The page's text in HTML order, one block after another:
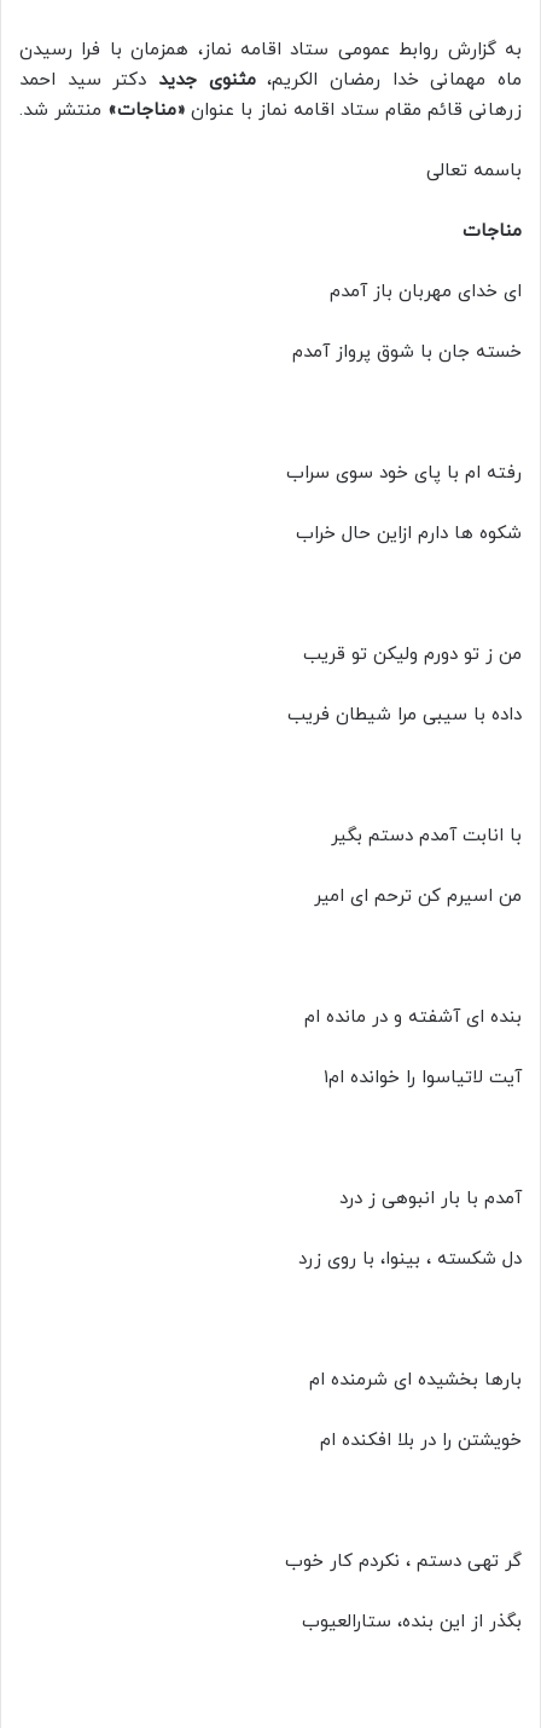
به گزارش روابط عمومی ستاد اقامه نماز، همزمان با فرا رسیدن
ماه مهمانی خدا رمضان الکریم،مثنوی جدید دکتر سید احمد
زرهانی قائم مقام ستاد اقامه نماز با عنوان «مناجات» منتشر شد.
باسمه تعالی
مناجات
ای خدای مهربان باز آمدم
خسته جان با شوق پرواز آمدم
رفته ام با پای خود سوی سراب
شکوه ها دارم ازاین حال خراب
من ز تو دورم ولیکن تو قریب
داده با سیبی مرا شیطان فریب
با انابت آمدم دستم بگیر
من اسیرم کن ترحم ای امیر
بنده ای آشفته و در مانده ام
آیت لاتیاسوا را خوانده ام۱
آمدم با بار انبوهی ز درد
دل شکسته ، بینوا، با روی زرد
بارها بخشیده ای شرمنده ام
خویشتن را در بلا افکنده ام
گر تهی دستم ، نکردم کار خوب
بگذر از این بنده، ستارالعیوب